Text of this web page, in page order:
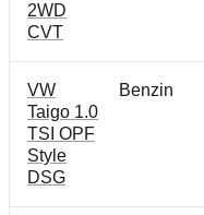
2WD
CVT
VW
Taigo 1.0
TSI OPF
Style
DSG
Benzin